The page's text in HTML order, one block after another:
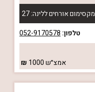
מקסימום אורחים ללינה: 27
טלפון: 052-9170578
אמצ״ש1000